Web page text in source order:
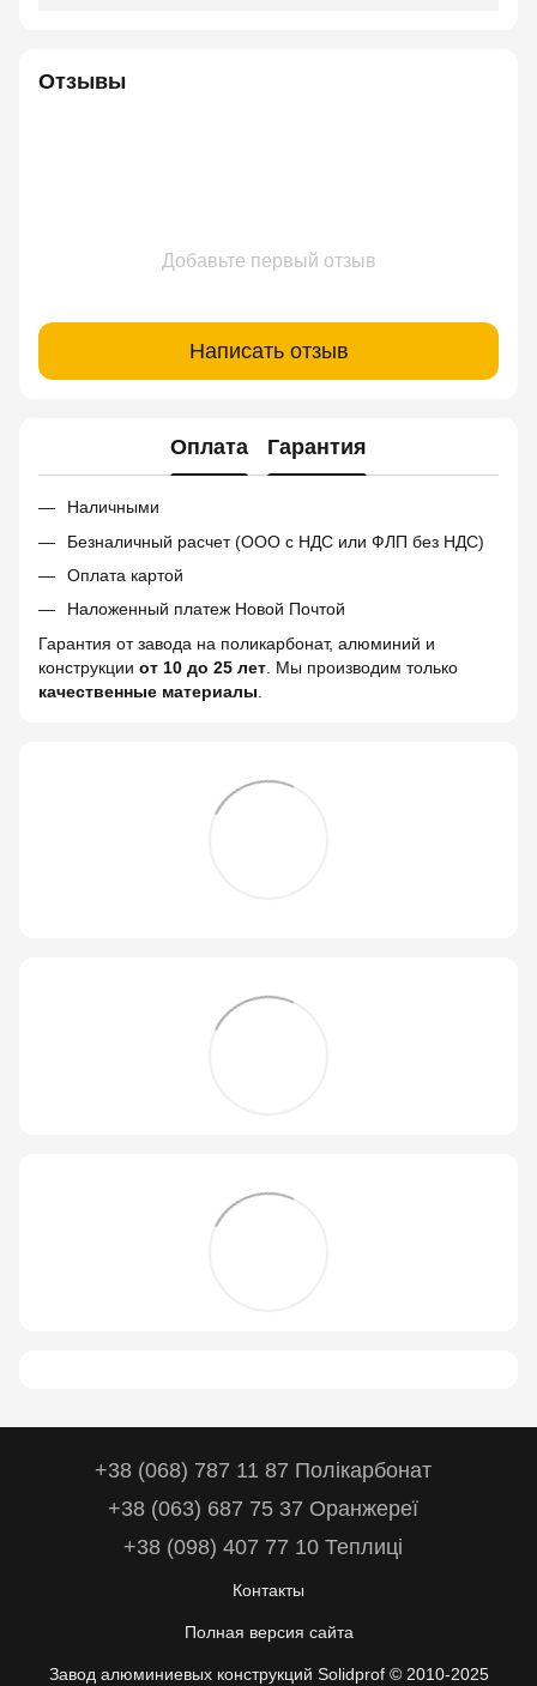
Отзывы
Добавьте первый отзыв
Написать отзыв
Оплата Гарантия
Наличными
Безналичный расчет (ООО с НДС или ФЛП без НДС)
Оплата картой
Наложенный платеж Новой Почтой
Гарантия от завода на поликарбонат, алюминий и
конструкции от 10 до 25 лет . Мы производим только
качественные материалы
+38 (068) 787 11 87 Полікарбонат
+38 (063) 687 75 37 Оранжереї
+38 (098) 407 77 10 Теплиці
Контакты
Полная версия сайта
Завод алюминиевых конструкций Solidprof © 2010-2025